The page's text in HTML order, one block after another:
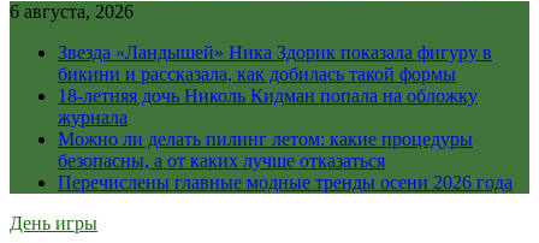
6 августа, 2026
Звезда «Ландышей» Ника Здорик показала фигуру в
бикини и рассказала, как добилась такой формы
18-летняя дочь Николь Кидман попала на обложку
журнала
Можно ли делать пилинг летом: какие процедуры
безопасны, а от каких лучше отказаться
Перечислены главные модные тренды осени 2026 года
День игры